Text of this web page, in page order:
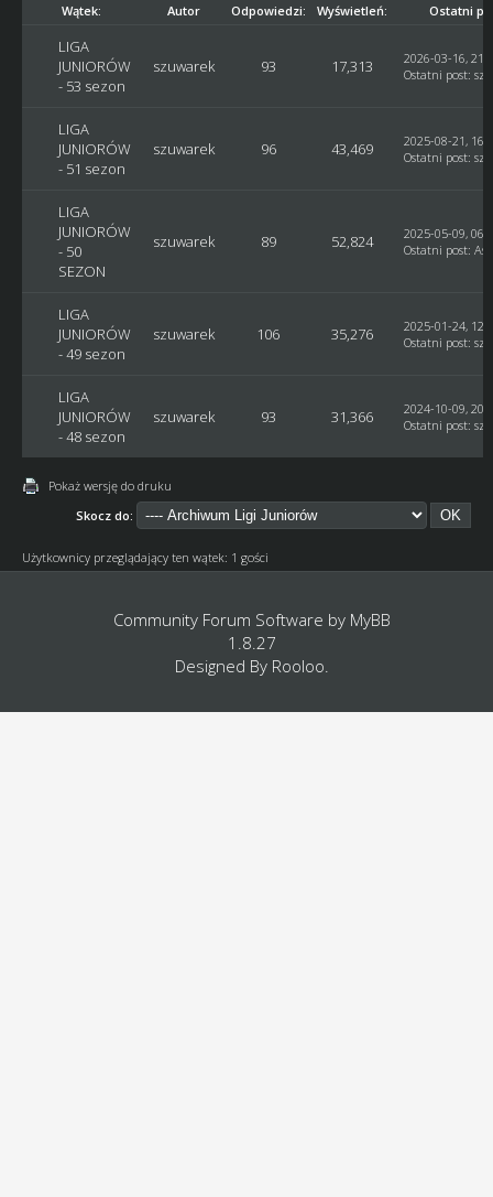
Wątek: Autor Odpowiedzi: Wyświetleń: Ostatni
LIGA
JUNIORÓW
- 53 sezon
szuwarek 93 17,313
2026-03-16,
Ostatni post:
LIGA
JUNIORÓW
- 51 sezon
szuwarek 96 43,469
2025-08-21,
Ostatni post:
LIGA
JUNIORÓW
- 50
SEZON
szuwarek 89 52,824
2025-05-09,
Ostatni post:
LIGA
JUNIORÓW
- 49 sezon
szuwarek 106 35,276
2025-01-24,
Ostatni post:
LIGA
JUNIORÓW
- 48 sezon
szuwarek 93 31,366
2024-10-09,
Ostatni post:
Pokaż wersję do druku
Skocz do:
Użytkownicy przeglądający ten wątek: 1 gości
Community Forum Software by MyBB
1.8.27
Designed By Rooloo